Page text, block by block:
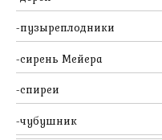
пузыреплодники
сирень Мейера
спиреи
чубушник